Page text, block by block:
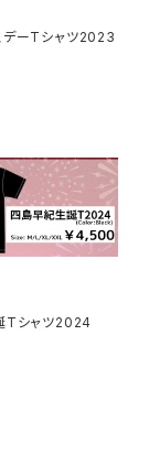
デーTシャツ2023
Tシャツ2024